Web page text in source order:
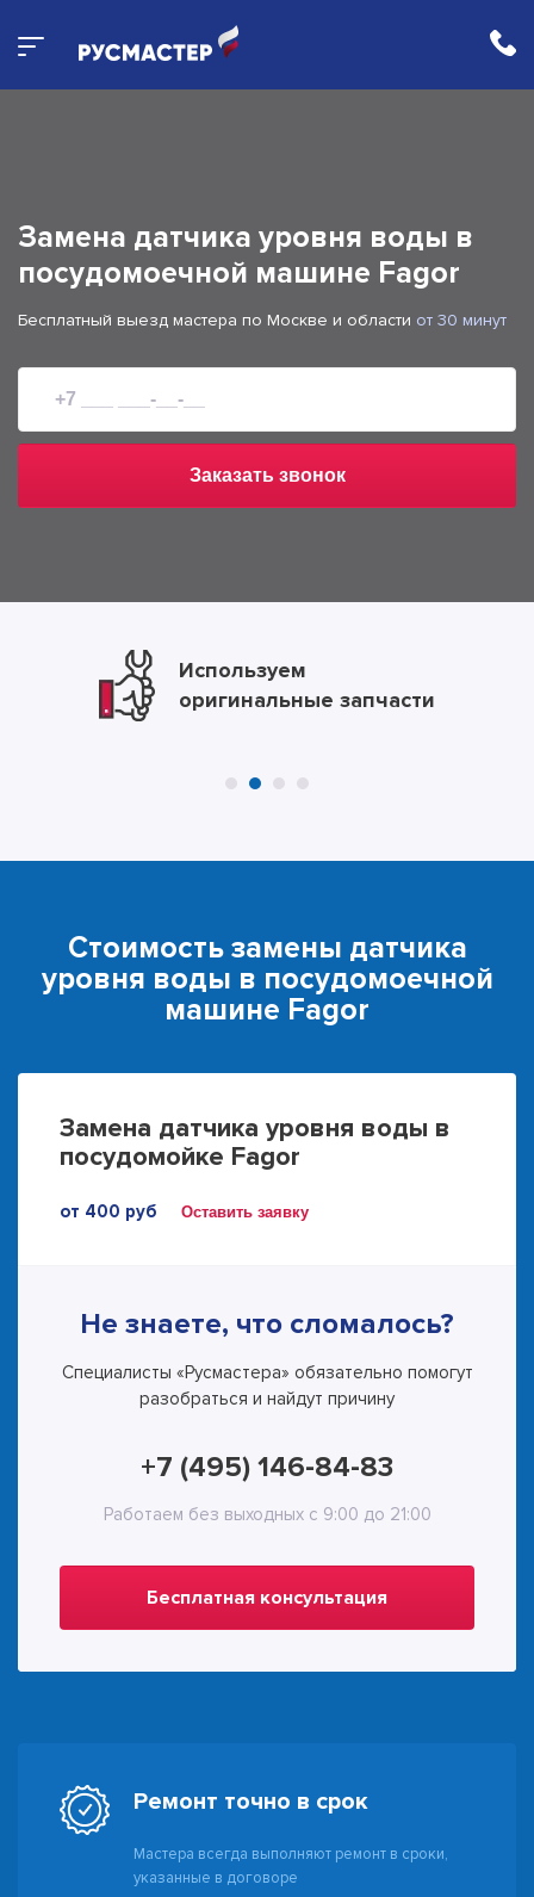
Замена датчика уровня воды в
посудомоечной машине Fagor
Бесплатный выезд мастера по Москве и области от 30 минут
Заказать звонок
Даем гарантию
от 2-х лет
Стоимость замены датчика
уровня воды в посудомоечной
машине Fagor
Замена датчика уровня воды в
посудомойке Fagor
от 400 руб Оставить заявку
Не знаете, что сломалось?
Специалисты «Русмастера» обязательно помогут
разобраться и найдут причину
+7 (495) 146-84-83
Работаем без выходных с 9:00 до 21:00
Бесплатная консультация
Гарантия
Предоставляем гарантию на ремонт до 10 лет